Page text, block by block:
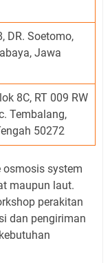
DR. Soetomo,
Jawa
8C, RT 009 RW
Tembalang,
50272
osmosis system
maupun laut.
perakitan
dan pengiriman